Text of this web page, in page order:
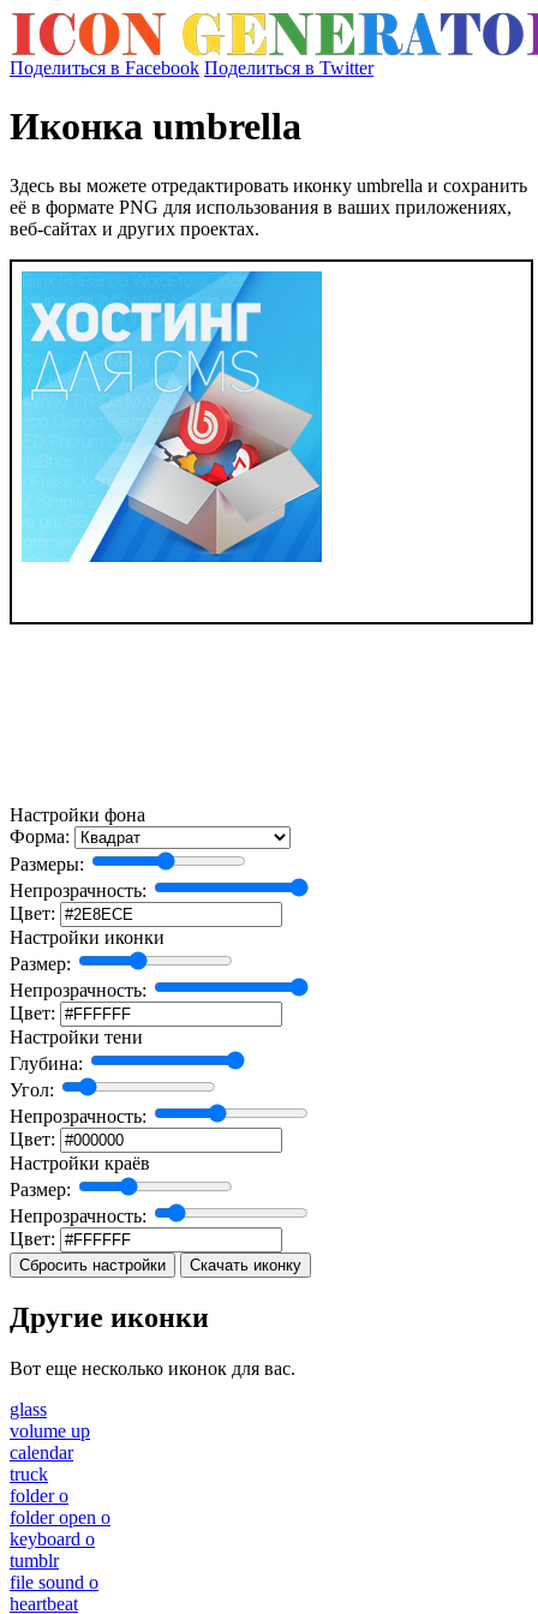
Поделиться в Facebook Поделиться в Twitter
Иконка umbrella
Здесь вы можете отредактировать иконку umbrella и сохранить
её в формате PNG для использования в ваших приложениях,
веб-сайтах и других проектах.
Настройки фона
Форма:
Размеры:
Непрозрачность:
Цвет:
Настройки иконки
Размер:
Непрозрачность:
Цвет:
Настройки тени
Глубина:
Угол:
Непрозрачность:
Цвет:
Настройки краёв
Размер:
Непрозрачность:
Цвет:
Сбросить настройки Скачать иконку
Другие иконки
Вот еще несколько иконок для вас.
glass
volume up
calendar
truck
folder o
folder open o
keyboard o
tumblr
file sound o
heartbeat